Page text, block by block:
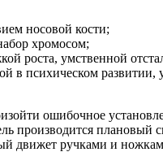
носовой кости;
хромосом;
роста, умственной
психическом развитии,
ошибочное
производится плановый
движет ручками и